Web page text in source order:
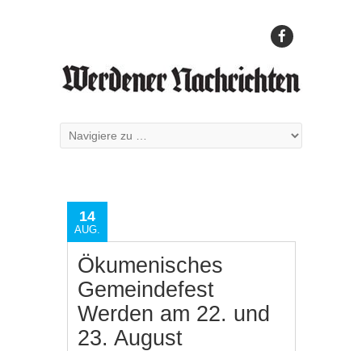
14
AUG.
Ökumenisches
Gemeindefest
Werden am 22. und
23. August